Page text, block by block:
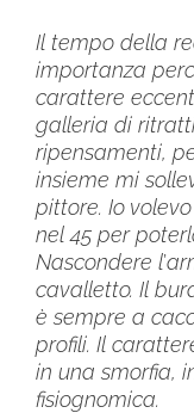
Il tempo della
importanza
carattere
galleria di
ripensamenti,
insieme mi
pittore. Io
nel 45 per
Nascondere l’
cavalletto. Il
è sempre a
profili. Il
in una smorfia,
fisiognomica.